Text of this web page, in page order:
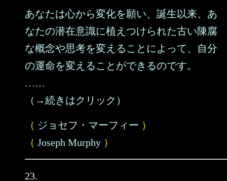
あなたは心から変化を願い、誕生以来、あ
なたの潜在意識に植えつけられた古い陳腐
な概念や思考を変えることによって、自分
の運命を変えることができるのです。
……
（→続きはクリック）
（ ジョセフ・マーフィー ）
（ Joseph Murphy ）
23.